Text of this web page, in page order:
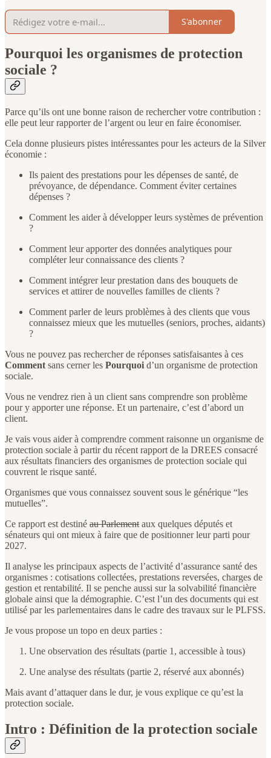
S'abonner
Pourquoi les organismes de protection
sociale ?
Parce qu’ils ont une bonne raison de rechercher votre contribution :
elle peut leur rapporter de l’argent ou leur en faire économiser.
Cela donne plusieurs pistes intéressantes pour les acteurs de la Silver
économie :
Ils paient des prestations pour les dépenses de santé, de
prévoyance, de dépendance. Comment éviter certaines
dépenses ?
Comment les aider à développer leurs systèmes de prévention
?
Comment leur apporter des données analytiques pour
compléter leur connaissance des clients ?
Comment intégrer leur prestation dans des bouquets de
services et attirer de nouvelles familles de clients ?
Comment parler de leurs problèmes à des clients que vous
connaissez mieux que les mutuelles (seniors, proches, aidants)
?
Vous ne pouvez pas rechercher de réponses satisfaisantes à ces
Comment sans cerner les Pourquoi d’un organisme de protection
sociale.
Vous ne vendrez rien à un client sans comprendre son problème
pour y apporter une réponse. Et un partenaire, c’est d’abord un
client.
Je vais vous aider à comprendre comment raisonne un organisme de
protection sociale à partir du récent rapport de la DREES consacré
aux résultats financiers des organismes de protection sociale qui
couvrent le risque santé.
Organismes que vous connaissez souvent sous le générique “les
mutuelles”.
Ce rapport est destiné au Parlement aux quelques députés et
sénateurs qui ont mieux à faire que de positionner leur parti pour
2027.
Il analyse les principaux aspects de l’activité d’assurance santé des
organismes : cotisations collectées, prestations reversées, charges de
gestion et rentabilité. Il se penche aussi sur la solvabilité financière
globale ainsi que la démographie. C’est l’un des documents qui est
utilisé par les parlementaires dans le cadre des travaux sur le PLFSS.
Je vous propose un topo en deux parties :
Une observation des résultats (partie 1, accessible à tous)
Une analyse des résultats (partie 2, réservé aux abonnés)
Mais avant d’attaquer dans le dur, je vous explique ce qu’est la
protection sociale.
Intro : Définition de la protection sociale